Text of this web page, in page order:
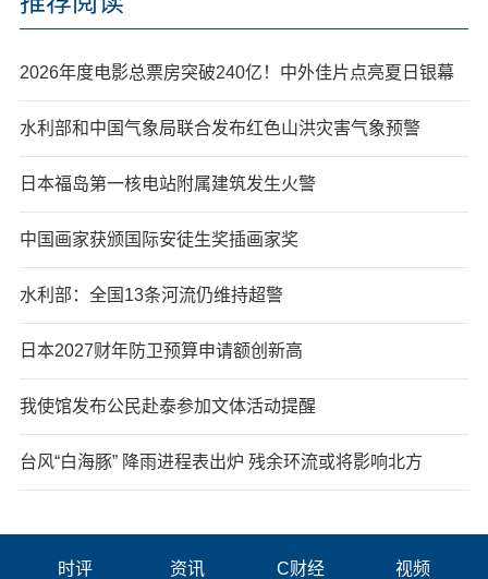
2026年度电影总票房突破240亿！中外佳片点亮夏日银幕
水利部和中国气象局联合发布红色山洪灾害气象预警
日本福岛第一核电站附属建筑发生火警
中国画家获颁国际安徒生奖插画家奖
水利部：全国13条河流仍维持超警
日本2027财年防卫预算申请额创新高
我使馆发布公民赴泰参加文体活动提醒
台风“白海豚” 降雨进程表出炉 残余环流或将影响北方
时评 资讯 C财经 视频